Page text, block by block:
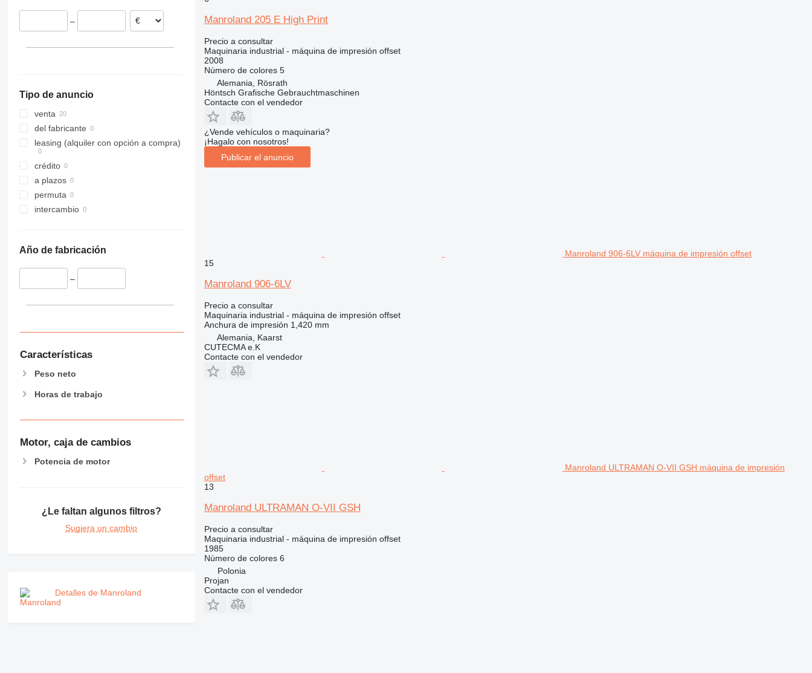
–
Tipo de anuncio
venta
del fabricante
leasing (alquiler con opción a compra)
crédito
a plazos
permuta
intercambio
Año de fabricación
–
Características
Peso neto
Horas de trabajo
Motor, caja de cambios
Potencia de motor
¿Le faltan algunos filtros?
Sugiera un cambio
Detalles de Manroland
Manroland 205 E High Print
Precio a consultar
Maquinaria industrial - máquina de impresión offset
2008
Número de colores 5
Alemania, Rösrath
Höntsch Grafische Gebrauchtmaschinen
Contacte con el vendedor
¿Vende vehículos o maquinaria?
¡Hagalo con nosotros!
Publicar el anuncio
Manroland 906-6LV máquina de impresión offset
15
Manroland 906-6LV
Precio a consultar
Maquinaria industrial - máquina de impresión offset
Anchura de impresión 1,420 mm
Alemania, Kaarst
CUTECMA e.K
Contacte con el vendedor
Manroland ULTRAMAN O-VII GSH máquina de impresión
offset
13
Manroland ULTRAMAN O-VII GSH
Precio a consultar
Maquinaria industrial - máquina de impresión offset
1985
Número de colores 6
Polonia
Projan
Contacte con el vendedor